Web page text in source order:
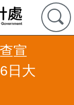
宣
日大